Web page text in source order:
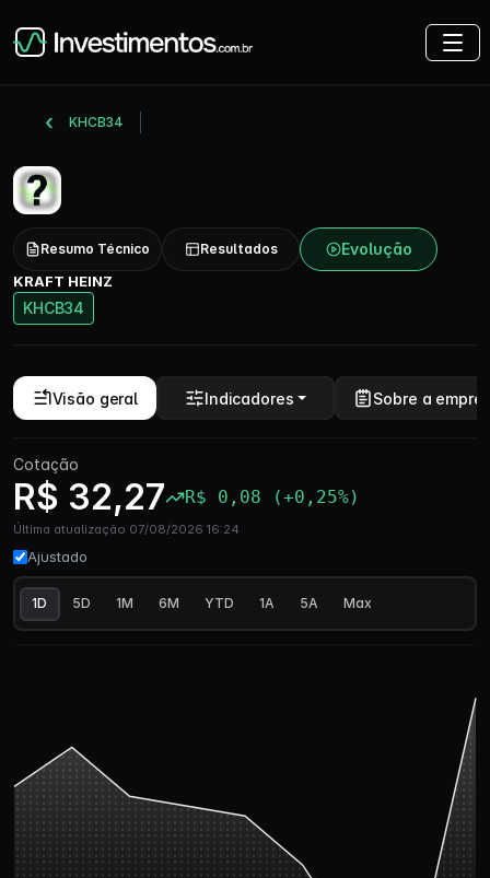
KHCB34
Resumo Técnico Resultados Evolução
KRAFT HEINZ
KHCB34
Visão geral Indicadores Sobre a
Cotação
R$ 32,27 R$ 0,08 (+0,25%)
Última atualização 07/08/2026 16:24
Ajustado
1D 5D 1M 6M YTD 1A 5A Max